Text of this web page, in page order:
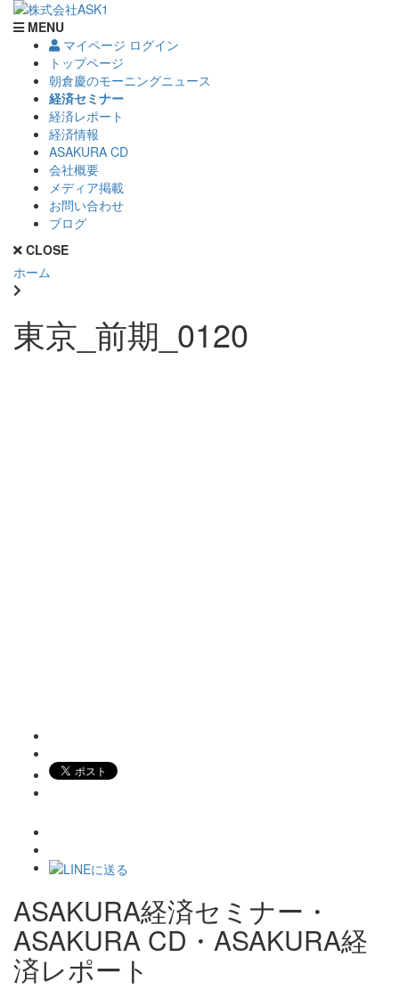
MENU
マイページ ログイン
トップページ
朝倉慶のモーニングニュース
経済セミナー
経済レポート
経済情報
ASAKURA CD
会社概要
メディア掲載
お問い合わせ
ブログ
CLOSE
ホーム
東京_前期_0120
ASAKURA経済セミナー・
ASAKURA CD・ASAKURA経
済レポート